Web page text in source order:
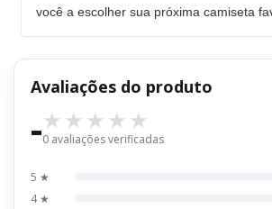
você a escolher sua próxima camiseta
Avaliações do produto
-0 avaliações verificadas
5 ★
4 ★